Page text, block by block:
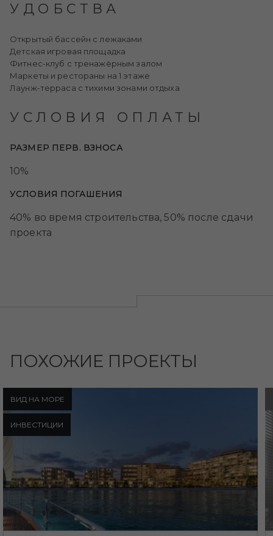
УДОБСТВА
Открытый бассейн с лежаками
Детская игровая площадка
Фитнес-клуб с тренажёрным залом
Маркеты и рестораны на 1 этаже
Лаунж-терраса с тихими зонами отдыха
УСЛОВИЯ ОПЛАТЫ
РАЗМЕР ПЕРВ. ВЗНОСА
10%
УСЛОВИЯ ПОГАШЕНИЯ
40% во время строительства, 50% после сдачи
проекта
ПОХОЖИЕ ПРОЕКТЫ
ВИД НА МОРЕ
ИНВЕСТИЦИИ